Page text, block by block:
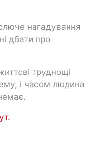
нагадування
дбати про
труднощі
і часом людина